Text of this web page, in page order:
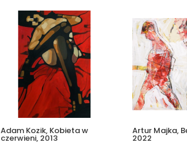
Adam Kozik, Kobieta w
czerwieni, 2013
Artur Majka,
2022